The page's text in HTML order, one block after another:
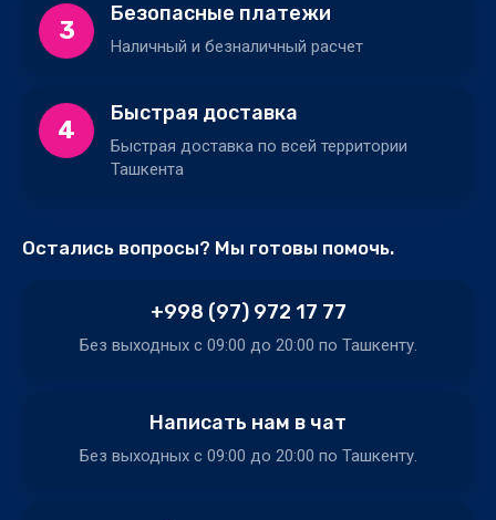
3
Безопасные платежи
Наличный и безналичный расчет
4
Быстрая доставка
Быстрая доставка по всей территории
Ташкента
Остались вопросы? Мы готовы помочь.
+998 (97) 972 17 77
Без выходных c 09:00 до 20:00 по Ташкенту.
Написать нам в чат
Без выходных c 09:00 до 20:00 по Ташкенту.